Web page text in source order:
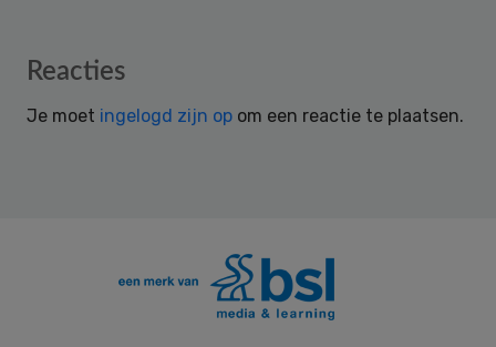
Reader
Reacties
Je moet ingelogd zijn op om een reactie te plaatsen.